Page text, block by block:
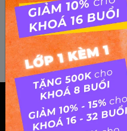
Chính sách & điều khoản
Thông Tin Chủ Sở Hữu Website